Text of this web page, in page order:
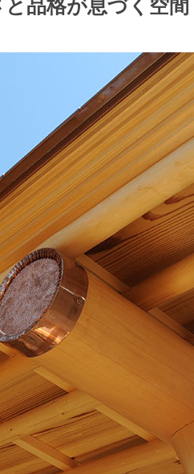
品格が息づく空間